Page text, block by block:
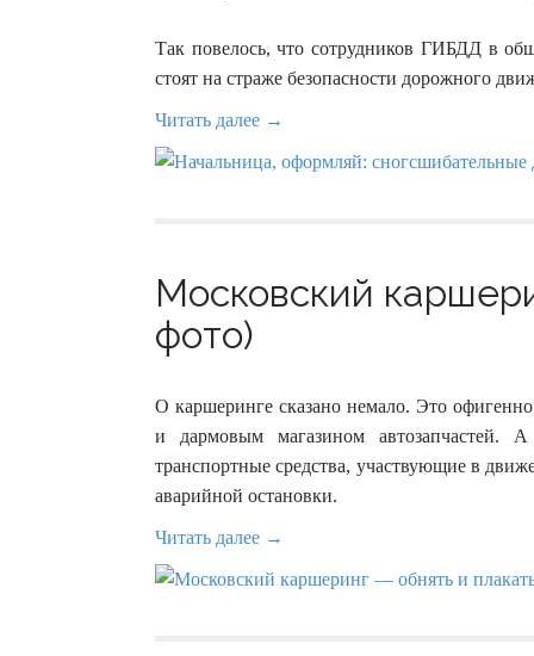
Так повелось, что сотрудников ГИБДД в
стоят на страже безопасности дорожного
Читать далее →
Московский
фото)
О каршеринге сказано немало. Это
и дармовым магазином автозапчастей.
транспортные средства, участвующие в
аварийной остановки.
Читать далее →